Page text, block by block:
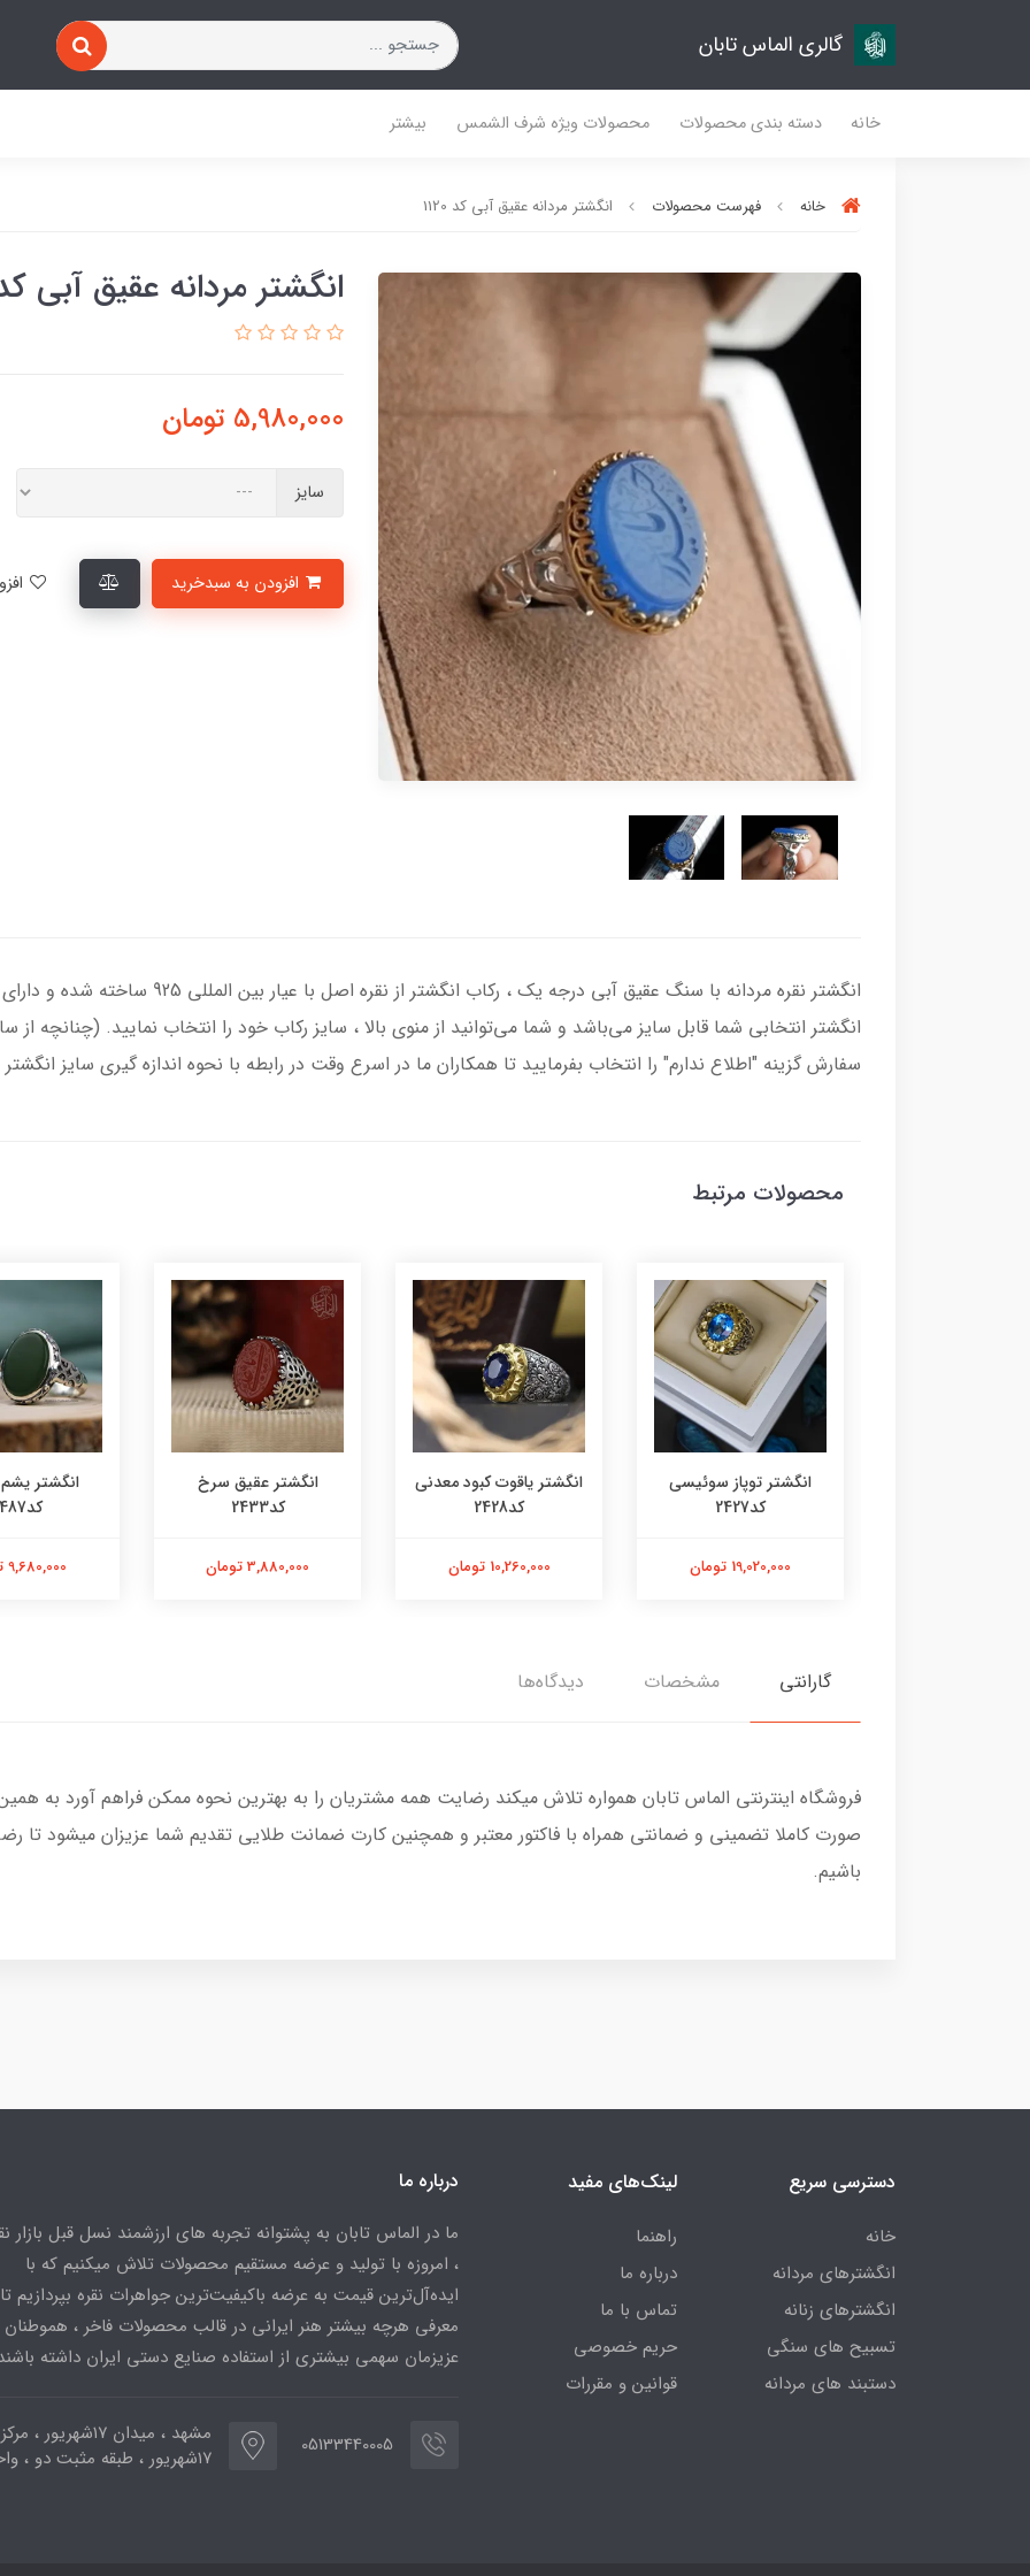
گالری الماس تابان
خانه دسته بندی محصولات محصولات ویژه شرف الشمس بیشتر
خانه فهرست محصولات انگشتر مردانه عقیق آبی کد 1120
انگشتر مردانه عقیق آبی کد
5,980,000 تومان
سایز
انگشتر نقره مردانه با سنگ عقیق آبی درجه یک
انگشتر انتخابی شما قابل سایز می‌باشد و شما می‌توانید از منوی بالا ، سایز رکاب خود را انتخاب نمایید. (چنانچه
سفارش گزینه "اطلاع ندارم" را انتخاب بفرمایید تا همکاران ما در اسرع وقت در رابطه با نحوه اندازه گیری سایز
محصولات مرتبط
انگشتر توپاز سوئیسی
کد2427
19,020,000 تومان
انگشتر یاقوت کبود معدنی
کد2428
10,260,000 تومان
انگشتر عقیق سرخ
کد2433
3,880,000 تومان
انگشتر
کد2487
9,680,000 تومان
گارانتی مشخصات دیدگاه‌ها
فروشگاه اینترنتی الماس تابان همواره تلاش میکند رضایت همه مشتریان را به بهترین نحوه ممکن فراهم آورد به
صورت کاملا تضمینی و ضمانتی همراه با فاکتور معتبر و همچنین کارت ضمانت طلایی تقدیم شما عزیزان میشود تا
باشیم.
دسترسی سریع
خانه
انگشترهای مردانه
انگشترهای زنانه
تسبیح های سنگی
دستبند های مردانه
لینک‌های مفید
راهنما
درباره ما
تماس با ما
حریم خصوصی
قوانین و مقررات
درباره ما
ما در الماس تابان به پشتوانه تجربه های ارزشمند نسل قبل بازار
، امروزه با تولید و عرضه مستقیم محصولات تلاش میکنیم که با
ایده‌آل‌ترین قیمت به عرضه باکیفیت‌ترین جواهرات نقره بپردازیم تا
معرفی هرچه بیشتر هنر ایرانی در قالب محصولات فاخر ، هموطنان
عزیزمان سهمی بیشتری از استفاده صنایع دستی ایران داشته
05133440005
مشهد ، میدان ۱۷شهریور
۱۷شهریور ، طبقه مثبت دو ، واحد ۷۷۳